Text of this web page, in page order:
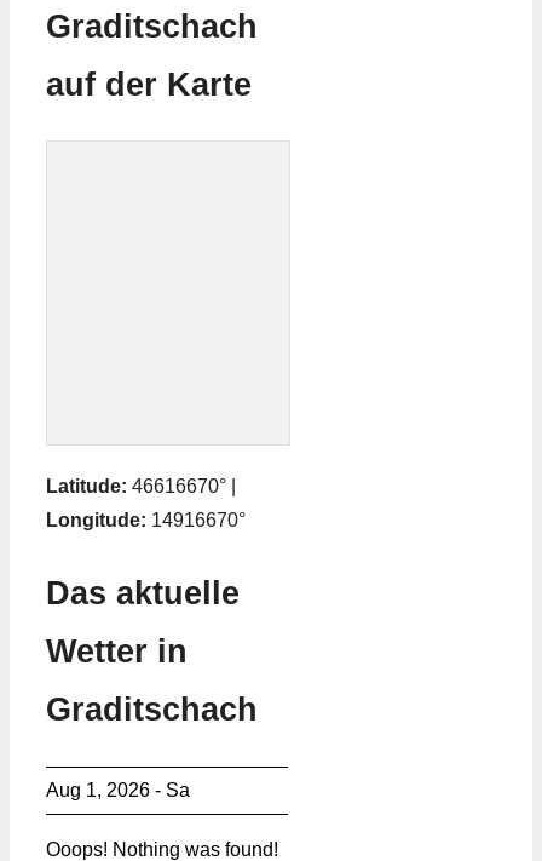
Graditschach
auf der Karte
Latitude: 46616670° |
Longitude: 14916670°
Das aktuelle
Wetter in
Graditschach
Aug 1, 2026 - Sa
Ooops! Nothing was found!